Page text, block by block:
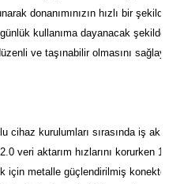
donanımınızın hızlı bir
kullanıma dayanacak
ve taşınabilir olmasını
cihaz kurulumları sırasında iş
veri aktarım hızlarını korurken
için metalle güçlendirilmiş